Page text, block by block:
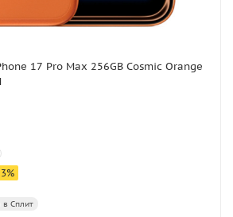
17 Pro Max 256GB Cosmic Orange
%
в Сплит